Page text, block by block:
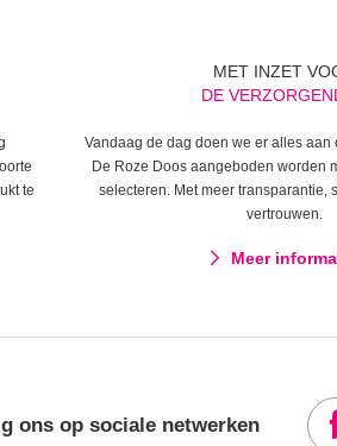
te
MET INZET
DE
Vandaag de dag doen we er alles aan
De Roze Doos aangeboden worden
selecteren. Met meer transparantie,
vertrouwen.
Meer
ons op sociale netwerken